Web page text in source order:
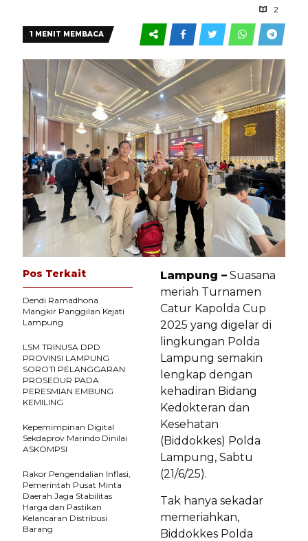
2
1 MENIT MEMBACA
Lampung – Suasana
meriah Turnamen
Catur Kapolda Cup
2025 yang digelar di
lingkungan Polda
Lampung semakin
lengkap dengan
kehadiran Bidang
Kedokteran dan
Kesehatan
(Biddokkes) Polda
Lampung, Sabtu
(21/6/25).
Tak hanya sekadar
memeriahkan,
Biddokkes Polda
Pos Terkait
Dendi Ramadhona
Mangkir Panggilan Kejati
Lampung
LSM TRINUSA DPD
PROVINSI LAMPUNG
SOROTI PELANGGARAN
PROSEDUR PADA
PERESMIAN EMBUNG
KEMILING
Kepemimpinan Digital
Sekdaprov Marindo Dinilai
ASKOMPSI
Rakor Pengendalian Inflasi,
Pemerintah Pusat Minta
Daerah Jaga Stabilitas
Harga dan Pastikan
Kelancaran Distribusi
Barang